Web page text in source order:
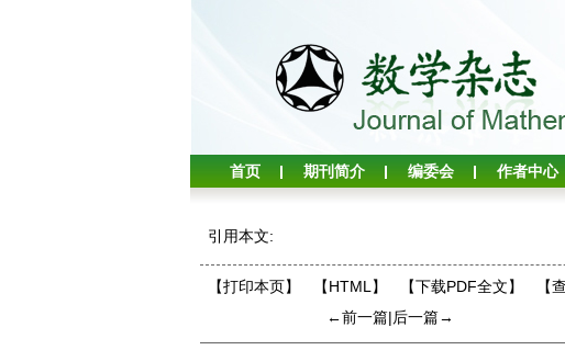
首页 期刊简介 编委会 作者中心
引用本文:
【打印本页】 【HTML】 【下载PDF全文】 【
←前一篇|后一篇→